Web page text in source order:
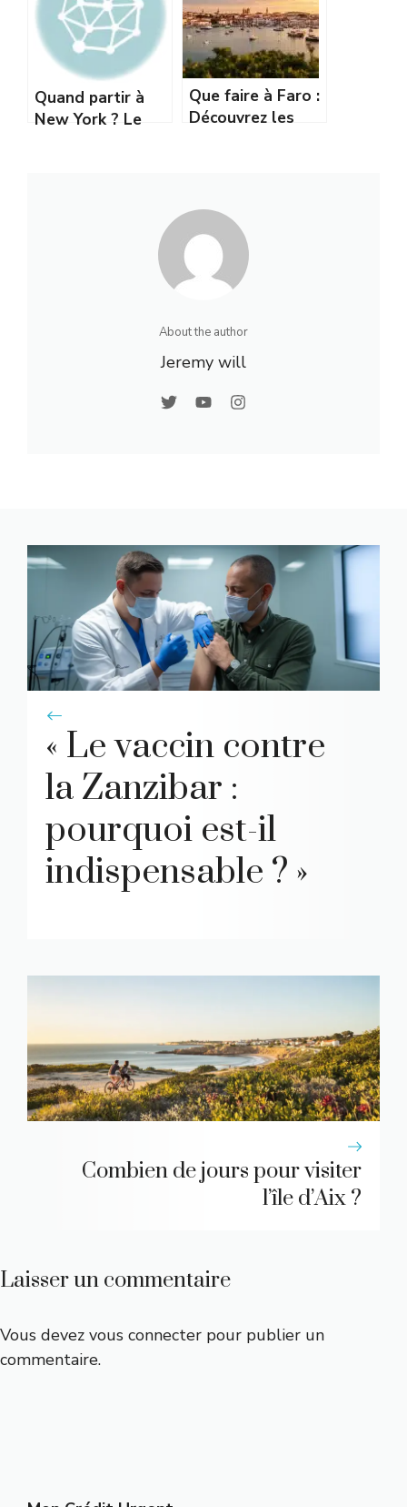
Quand partir à
New York ? Le
Que faire à Faro :
Découvrez les
About the author
Jeremy will
« Le vaccin contre
la Zanzibar :
pourquoi est-il
indispensable ? »
Combien de jours pour visiter
l’île d’Aix ?
Laisser un commentaire
Vous devez vous connecter pour publier un
commentaire.